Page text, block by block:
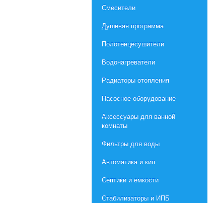
Смесители
Душевая программа
Полотенцесушители
Водонагреватели
Радиаторы отопления
Насосное оборудование
Aксессуары для ванной
комнаты
Фильтры для воды
Автоматика и кип
Септики и емкости
Стабилизаторы и ИПБ